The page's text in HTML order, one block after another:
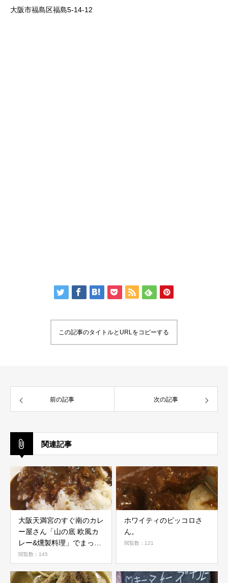
大阪市福島区福島5-14-12
この記事のタイトルとURLをコピーする
前の記事 次の記事
関連記事
大阪天満宮のすぐ南のカレ
ー屋さん「山の底 欧風カ
レー&燻製料理」でまった
りランチ
閲覧数：145
ホワイティのピッコロさ
ん。
閲覧数：121